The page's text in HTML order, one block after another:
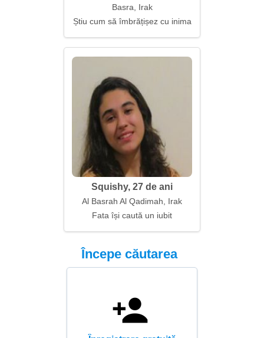
Basra, Irak
Știu cum să îmbrățișez cu inima
Squishy, 27 de ani
Al Basrah Al Qadimah, Irak
Fata își caută un iubit
Începe căutarea